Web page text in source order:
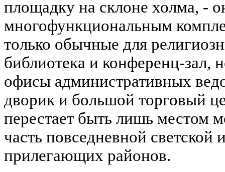
площадку на склоне холма, -
многофункциональным
только обычные для
библиотека и конференц-зал,
офисы административных
дворик и большой торговый
перестает быть лишь местом
часть повседневной светской
прилегающих районов.